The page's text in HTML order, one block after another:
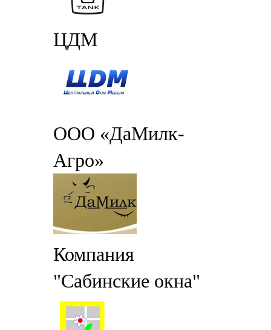
ЦДМ
ООО «ДаМилк-
Агро»
Компания
"Сабинские окна"